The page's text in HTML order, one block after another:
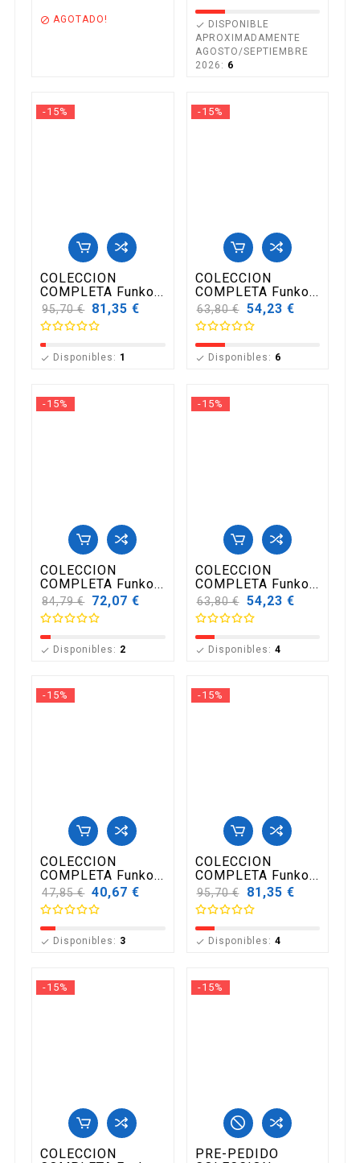
 AGOTADO!  DISPONIBLE
APROXIMADAMENTE
AGOSTO/SEPTIEMBRE
2026: 6
-15%
COLECCION
COMPLETA Funko...
Precio
base
95,70 € 81,35 €
 Disponibles: 1
-15%
COLECCION
COMPLETA Funko...
Precio
base
63,80 € 54,23 €
 Disponibles: 6
-15%
COLECCION
COMPLETA Funko...
Precio
base
84,79 € 72,07 €
 Disponibles: 2
-15%
COLECCION
COMPLETA Funko...
Precio
base
63,80 € 54,23 €
 Disponibles: 4
-15%
COLECCION
COMPLETA Funko...
Precio
base
47,85 € 40,67 €
 Disponibles: 3
-15%
COLECCION
COMPLETA Funko...
Precio
base
95,70 € 81,35 €
 Disponibles: 4
-15%
COLECCION
-15%
PRE-PEDIDO